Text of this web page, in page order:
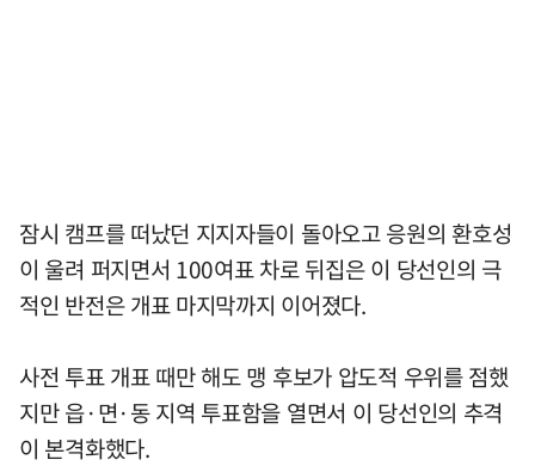
잠시 캠프를 떠났던 지지자들이 돌아오고 응원의 환호성
이 울려 퍼지면서 100여표 차로 뒤집은 이 당선인의 극
적인 반전은 개표 마지막까지 이어졌다.
사전 투표 개표 때만 해도 맹 후보가 압도적 우위를 점했
지만 읍·면·동 지역 투표함을 열면서 이 당선인의 추격
이 본격화했다.